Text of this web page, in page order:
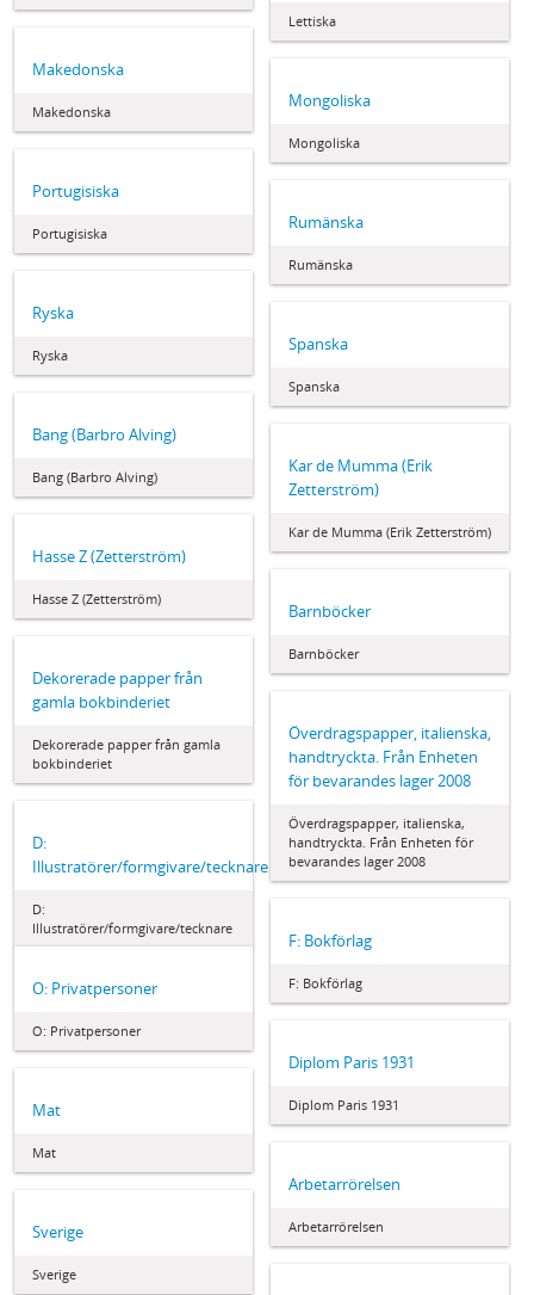
Lettiska
Makedonska
Makedonska
Mongoliska
Mongoliska
Portugisiska
Portugisiska
Rumänska
Rumänska
Ryska
Ryska
Spanska
Spanska
Bang (Barbro Alving)
Bang (Barbro Alving)
Kar de Mumma (Erik
Zetterström)
Kar de Mumma (Erik Zetterström)
Hasse Z (Zetterström)
Hasse Z (Zetterström)
Barnböcker
Barnböcker
Dekorerade papper från
gamla bokbinderiet
Dekorerade papper från gamla
bokbinderiet
Överdragspapper, italienska,
handtryckta. Från Enheten
för bevarandes lager 2008
Överdragspapper, italienska,
handtryckta. Från Enheten för
bevarandes lager 2008
D:
Illustratörer/formgivare/tecknare
D:
Illustratörer/formgivare/tecknare
F: Bokförlag
F: Bokförlag
O: Privatpersoner
O: Privatpersoner
Diplom Paris 1931
Diplom Paris 1931
Mat
Mat
Arbetarrörelsen
Arbetarrörelsen
Sverige
Sverige